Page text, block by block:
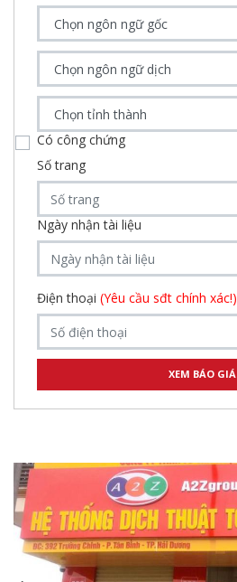
Có công chứng
Số trang
Ngày nhận tài liệu
Điện thoại (Yêu cầu sđt chính xác!)
,,,,,,,